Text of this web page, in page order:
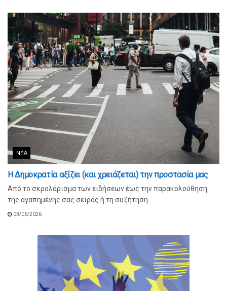
ΝΈΑ
Η Δημοκρατία αξίζει (και χρειάζεται) την προστασία μας
Από το σκρολάρισμα των ειδήσεων έως την παρακολούθηση
της αγαπημένης σας σειράς ή τη συζήτηση
03/06/2026